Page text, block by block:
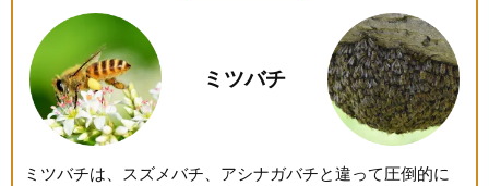
ミツバチ
ミツバチは、スズメバチ、アシナガバチと違って圧倒的に